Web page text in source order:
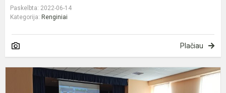
Paskelbta: 2022-06-14
Kategorija: Renginiai
Plačiau